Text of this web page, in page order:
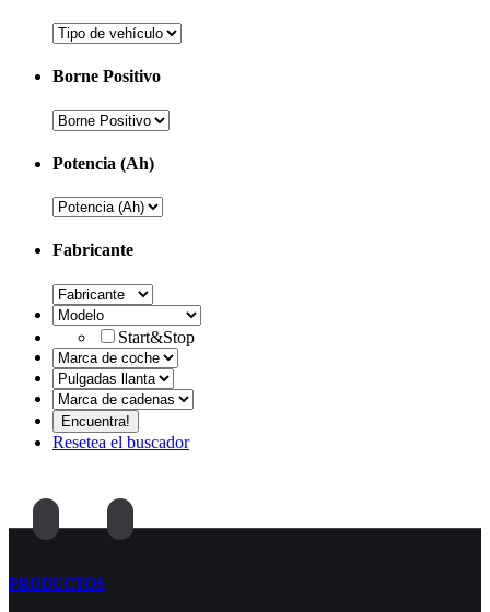
Borne Positivo
Potencia (Ah)
Fabricante
Start&Stop
Resetea el buscador
PRODUCTOS